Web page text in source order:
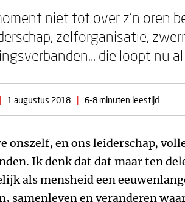
niet tot over z’n oren
zelforganisatie,
die loopt nu
| 1 augustus 2018 | 6-8 minuten leestijd
onszelf, en ons leiderschap,
Ik denk dat dat maar ten
als mensheid een
samenleven en veranderen